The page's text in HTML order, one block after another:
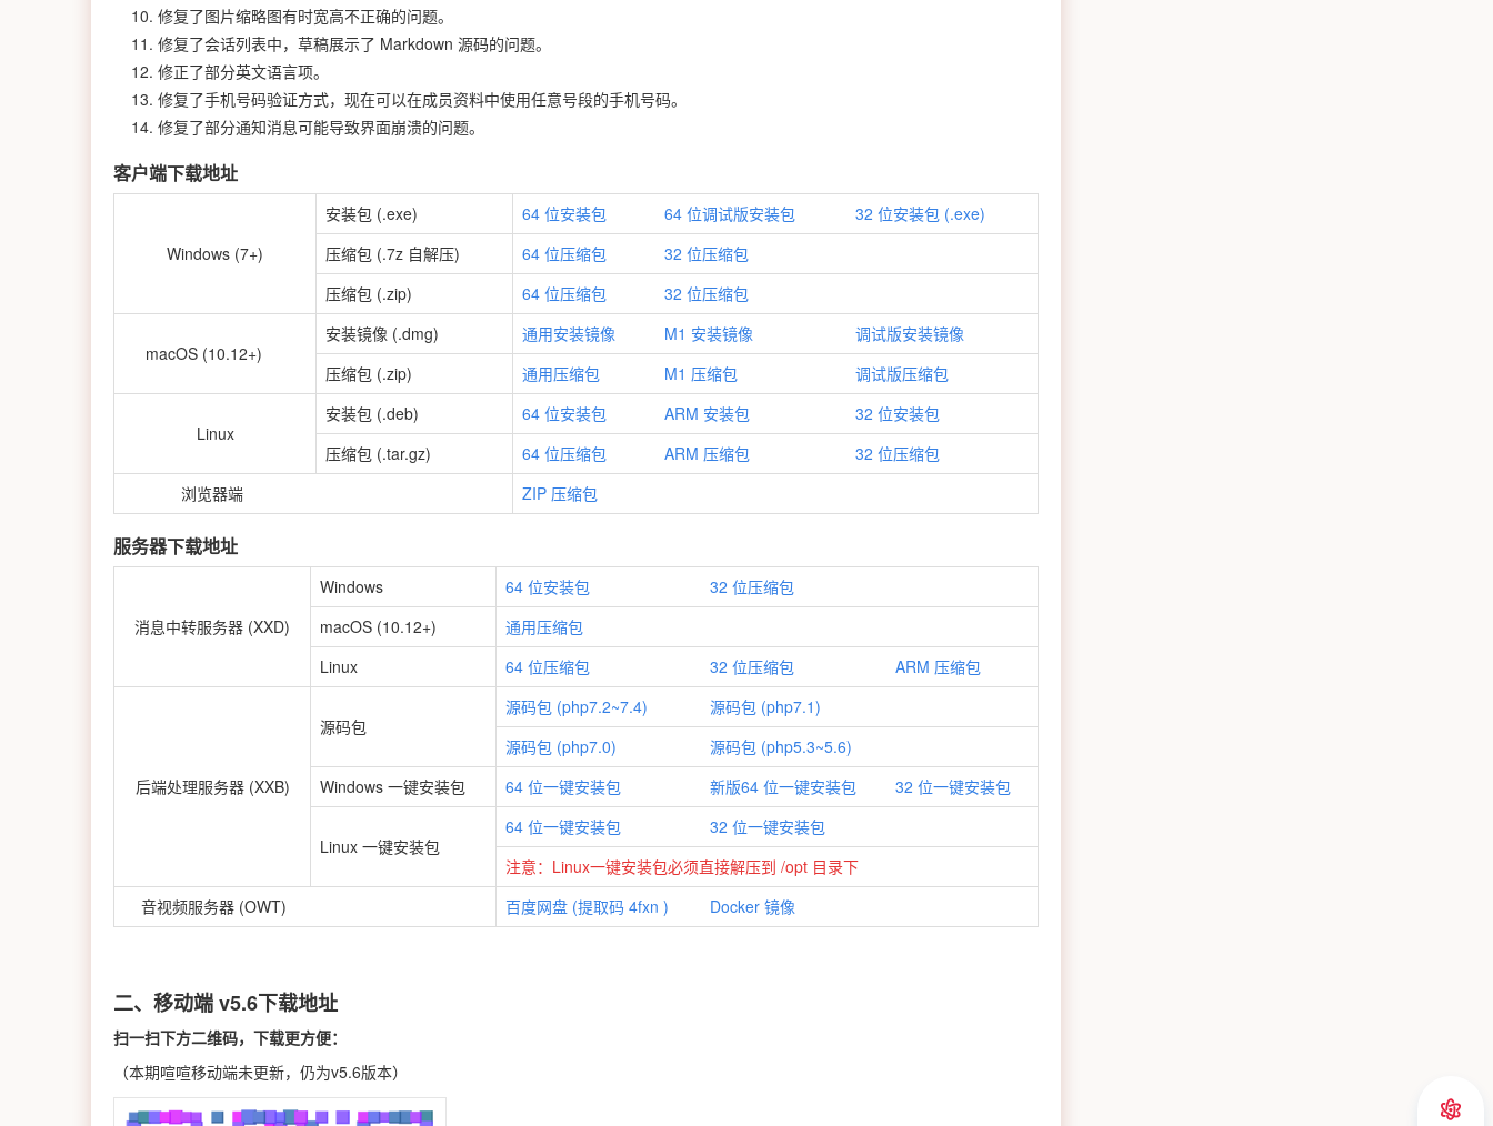
修复了图片缩略图有时宽高不正确的问题。
修复了会话列表中，草稿展示了 Markdown 源码的问题。
修正了部分英文语言项。
修复了手机号码验证方式，现在可以在成员资料中使用任意号段的手机号码。
修复了部分通知消息可能导致界面崩溃的问题。
客户端下载地址
Windows (7+)
安装包 (.exe) 64 位安装包 64 位调试版安装包
32 位安装包 (.exe)
压缩包 (.7z 自解压)
64 位压缩包
32 位压缩包
压缩包 (.zip)
64 位压缩包 32 位压缩包
macOS (10.12+)
安装镜像 (.dmg) 通用安装镜像 M1 安装镜像
调试版安装镜像
压缩包 (.zip)
通用压缩包 M1 压缩包 调试版压缩包
Linux
安装包 (.deb) 64 位安装包 ARM 安装包
32 位安装包
压缩包 (.tar.gz)
64 位压缩包 ARM 压缩包
32 位压缩包
浏览器端
ZIP 压缩包
服务器下载地址
消息中转服务器 (XXD)
Windows 64 位安装包
32 位压缩包
macOS (10.12+)
通用压缩包
Linux
64 位压缩包 32 位压缩包 ARM 压缩包
后端处理服务器 (XXB)
源码包
源码包 (php7.2~7.4)
源码包 (php7.1)
源码包 (php7.0)
源码包 (php5.3~5.6)
Windows 一键安装包
64 位一键安装包 新版64 位一键安装包 32 位一键安装包
Linux 一键安装包
64 位一键安装包
32 位一键安装包
注意：Linux一键安装包必须直接解压到 /opt 目录下
音视频服务器 (OWT)
百度网盘 (提取码 4fxn ) Docker 镜像
二、移动端 v5.6下载地址
扫一扫下方二维码，下载更方便：
（本期喧喧移动端未更新，仍为v5.6版本）